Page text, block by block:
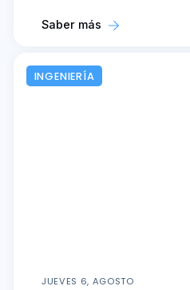
Saber más
INGENIERÍA
JUEVES 6, AGOSTO